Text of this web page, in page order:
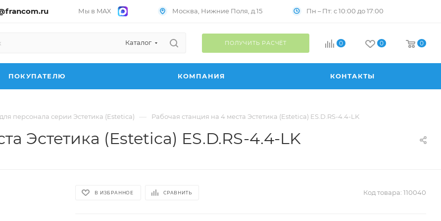
Мы в MAX Москва, Нижние Поля, д.15 Пн – Пт: с 10:00 до 17:00
Каталог ПОЛУЧИТЬ РАСЧЁТ 0 0 0
ПОКУПАТЕЛЮ КОМПАНИЯ КОНТАКТЫ
персонала серии Эстетика (Estetica) — Рабочая станция на 4 места Эстетика (Estetica) ES.D.RS-4.4-LK
Эстетика (Estetica) ES.D.RS-4.4-LK
В ИЗБРАННОЕ СРАВНИТЬ Код товара: 110040